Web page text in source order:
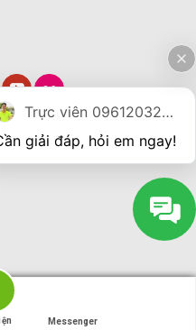
©THIENBANG
Messenger
Messenger
Trực viên 0961203270
giải đáp, hỏi em ngay!